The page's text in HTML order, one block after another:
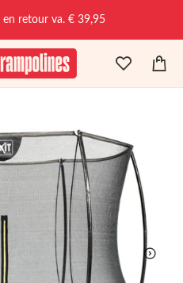
en retour va. € 39,95